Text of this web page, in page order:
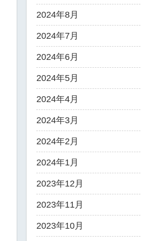
2024年8月
2024年7月
2024年6月
2024年5月
2024年4月
2024年3月
2024年2月
2024年1月
2023年12月
2023年11月
2023年10月